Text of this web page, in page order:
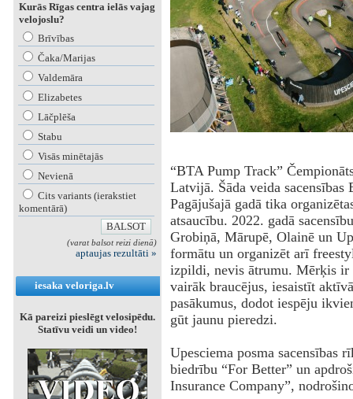
Kurās Rīgas centra ielās vajag
velojoslu?
Brīvības
Čaka/Marijas
Valdemāra
Elizabetes
Lāčplēša
Stabu
Visās minētajās
Nevienā
Cits variants (ierakstiet
komentārā)
(varat balsot reizi dienā)
aptaujas rezultāti »
iesaka veloriga.lv
Kā pareizi pieslēgt velosipēdu.
Statīvu veidi un video!
‌“BTA Pump Track”
Latvijā. Šāda veida
Pagājušajā gadā tika
atsaucību. 2022. gadā
Grobiņā, Mārupē, Olainē un
formātu un organizēt arī
izpildi, nevis ātrumu. Mērķis ir
vairāk braucējus, iesaistīt
pasākumus, dodot iespēju
gūt jaunu pieredzi.
‌Upesciema posma sacensības
biedrību “For Better” un
Insurance Company”,